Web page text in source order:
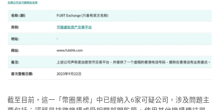
截至目前，這一「幣圈黑榜」中已經納入6家可疑公司，涉及問題主